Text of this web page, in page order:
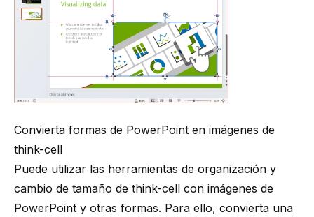
Convierta formas de PowerPoint en imágenes de
think-cell
Puede utilizar las herramientas de organización y
cambio de tamaño de think-cell con imágenes de
PowerPoint y otras formas. Para ello, convierta una